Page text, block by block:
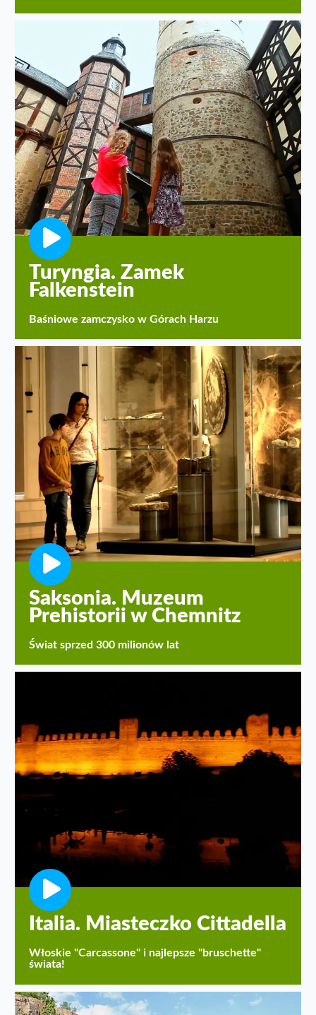
Turyngia. Zamek
Falkenstein
Baśniowe zamczysko w Górach Harzu
Saksonia. Muzeum
Prehistorii w Chemnitz
Świat sprzed 300 milionów lat
Italia. Miasteczko Cittadella
Włoskie "Carcassone" i najlepsze "bruschette"
świata!